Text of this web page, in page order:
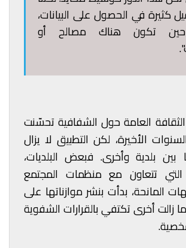
كثيرة في الحصول على البيانات،
تكون هناك مصالح أو
العامة حول الشفافية تحسّنت
الأخيرة، لكن التطبيق لا يزال
بين بلدية وأخرى. فبعض البلديات،
تتعاون مع منظمات المجتمع
المانحة، بدأت بنشر موازناتها على
ما زالت أخرى تكتفي بالقرارات الشفوية